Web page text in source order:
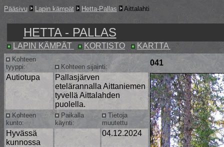
Pääsivu Lapin kämpät Hetta-Pallas Aittalahti
HETTA - PALLAS
LAPIN KÄMPÄT KORTISTO KARTTA
Kohteen
tyyppi:
Kohteen sijainti:
041
Autiotupa
Pallasjärven
etelärannalla Aittaniemen
tyvellä Aittalahden
puolella.
Kohteen
kunto:
Paikalla
käynti:
Tietoja
muutettu
Hyvässä
kunnossa
04.12.2024